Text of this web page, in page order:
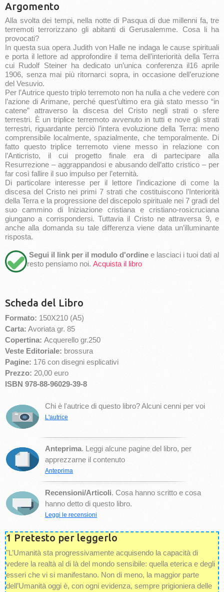
Argomento
Alla svolta dei tempi, nella notte di Pasqua di due millenni fa, tre
terremoti terrorizzano gli abitanti di Gerusalemme. Cosa li ha
provocati?
In questa sua opera Judith von Halle ne indaga le cause spirituali
e porta il lettore ad approfondire il tema dell’interiorità della Terra
cui Rudolf Steiner ha dedicato un’unica conferenza il16 aprile
1906, senza mai più ritornarci sopra, in occasione dell’eruzione
del Vesuvio.
Per l’Autrice questo triplo terremoto non ha nulla a che vedere con
l’azione di Arimane, perché quest’ultimo era già stato messo “in
catene” attraverso la discesa del Cristo negli strati o sfere
terrestri. È un triplice terremoto avvenuto in tutti e nove gli strati
terrestri, riguardante perciò l’intera evoluzione della Terra: meno
comprensibile localmente, spazialmente, che temporalmente. Di
fatto questo triplice terremoto viene messo in relazione con
l’Anticristo, il cui progetto finale era di partecipare alla
Resurrezione – aggrappandosi e abusando dell’atto cristico – per
far così fallire il suo impulso per l’eternità.
Di particolare interesse per il lettore l’indicazione di come la
discesa del Cristo nei primi 7 strati che costituiscono l’Interiorità
della Terra e la progressione del discepolo spirituale nei 7 gradi del
suo cammino di Iniziazione cristiana e cristiano-rosicruciana
giungano a corrispondersi. Tuttavia il Cristo ne attraversa 9, e
anche alla domanda su tale differenza viene data un’illuminante
risposta.
Segui il link per il modulo d'ordine e lasciaci i tuoi dati al
resto pensiamo noi. Acquista il libro
Scheda del Libro
Formato: 150X210 (A5)
Carta: Avoriata gr. 85
Copertina: Acquerello gr.250
Veste Editoriale: brossura
Pagine: 176 con disegni esplicativi
Prezzo: 20,00 euro
ISBN 978-88-96029-39-8
Chi è l'autrice di questo libro? Alcuni cenni per voi
L'autrice
Anteprima. Leggi alcune pagine del libro, per
apprezzarne il contenuto
Anteprima
Recensioni/Articoli. Cosa hanno scritto e cosa
hanno detto di questo libro.
Leggi le recensioni
1 Pretesto per leggerlo
"L’Umanità sta progressivamente acquisendo la capacità di
vedere la realtà al di là del mondo sensibile: quella eterica e degli
esseri che vi si manifestano. Non di meno, la maggior parte
dell’Umanità oggi è, con ogni evidenza, sempre prigioniera delle